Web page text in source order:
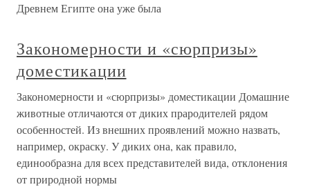
Древнем Египте она уже была
Закономерности и «сюрпризы»
доместикации
Закономерности и «сюрпризы» доместикации Домашние
животные отличаются от диких прародителей рядом
особенностей. Из внешних проявлений можно назвать,
например, окраску. У диких она, как правило,
единообразна для всех представителей вида, отклонения
от природной нормы